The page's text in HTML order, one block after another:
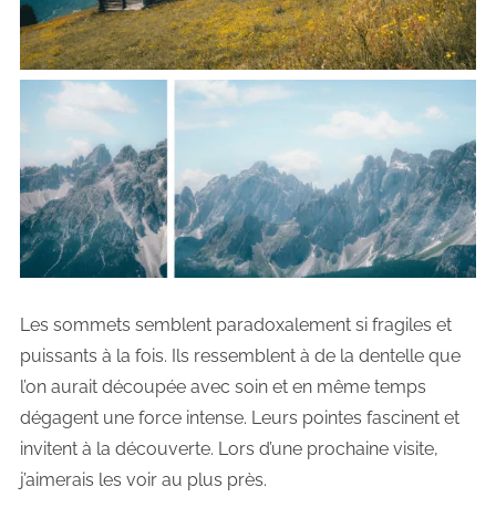
Les sommets semblent paradoxalement si fragiles et
puissants à la fois. Ils ressemblent à de la dentelle que
l’on aurait découpée avec soin et en même temps
dégagent une force intense. Leurs pointes fascinent et
invitent à la découverte. Lors d’une prochaine visite,
j’aimerais les voir au plus près.